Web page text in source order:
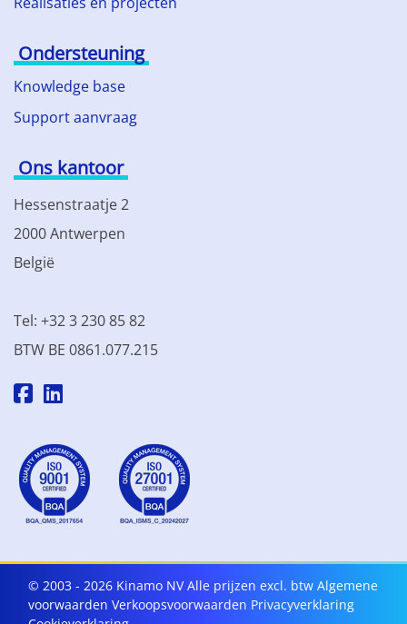
Ondersteuning
Knowledge base
Support aanvraag
Ons kantoor
Hessenstraatje 2
2000 Antwerpen
België
Tel: +32 3 230 85 82
BTW BE 0861.077.215
© 2003 - 2026 Kinamo NVAlle prijzen excl. btw Algemene
voorwaarden Verkoopsvoorwaarden Privacyverklaring